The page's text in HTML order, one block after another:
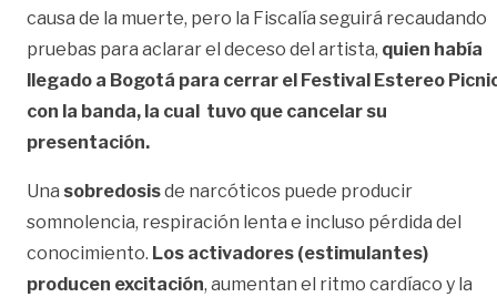
causa de la muerte, pero la Fiscalía seguirá recaudando
pruebas para aclarar el deceso del artista, quien había
llegado a Bogotá para cerrar el Festival Estereo
con la banda, la cual tuvo que cancelar su
presentación.
Una sobredosisde narcóticos puede producir
somnolencia, respiración lenta e incluso pérdida del
conocimiento. Los activadores (estimulantes)
producen excitación, aumentan el ritmo cardíaco y la